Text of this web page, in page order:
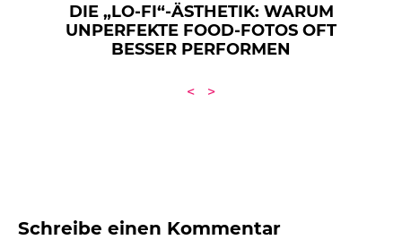
DIE „LO-FI“-ÄSTHETIK: WARUM
UNPERFEKTE FOOD-FOTOS OFT
BESSER PERFORMEN
< >
Schreibe einen Kommentar